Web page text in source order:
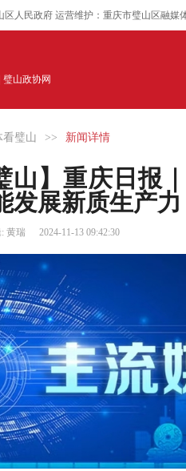
人民政府 运营维护：重庆市璧山区融媒
璧山政协网
看璧山 >> 新闻详情
山】重庆日报
发展新质生产力
黄瑞 2024-11-13 09:42:30